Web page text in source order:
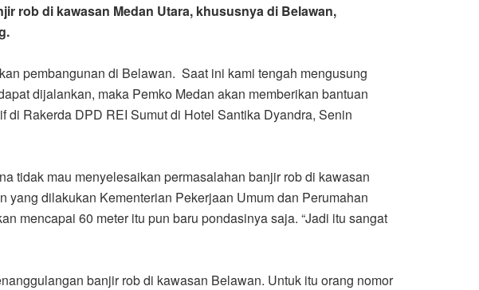
rob di kawasan Medan Utara, khususnya di Belawan,
pembangunan di Belawan. Saat ini kami tengah mengusung
dijalankan, maka Pemko Medan akan memberikan bantuan
di Rakerda DPD REI Sumut di Hotel Santika Dyandra, Senin
tidak mau menyelesaikan permasalahan banjir rob di kawasan
dilakukan Kementerian Pekerjaan Umum dan Perumahan
mencapai 60 meter itu pun baru pondasinya saja. “Jadi itu sangat
banjir rob di kawasan Belawan. Untuk itu orang nomor